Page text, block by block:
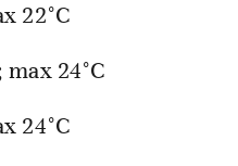
22°C
24°C
24°C